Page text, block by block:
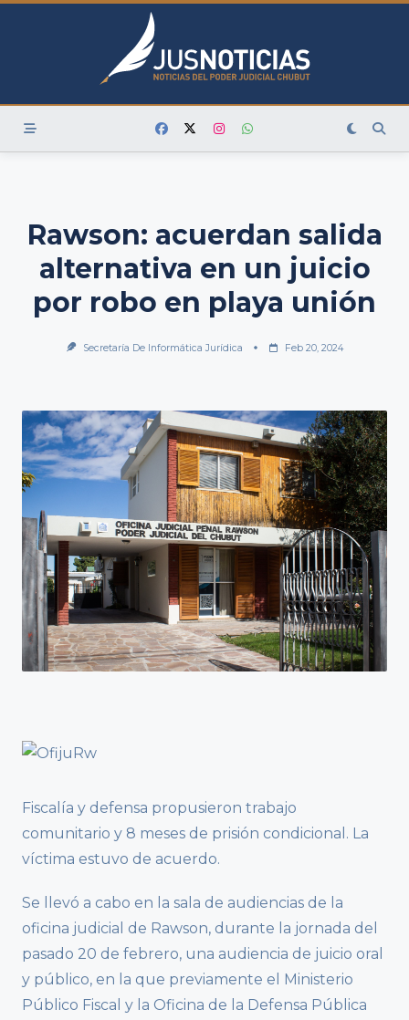
Skip
Rawson: acuerdan salida
alternativa en un juicio
por robo en playa unión
Secretaría De Informática Jurídica Feb 20, 2024
Fiscalía y defensa propusieron trabajo
comunitario y 8 meses de prisión condicional. La
víctima estuvo de acuerdo.
Se llevó a cabo en la sala de audiencias de la
oficina judicial de Rawson, durante la jornada del
pasado 20 de febrero, una audiencia de juicio oral
y público, en la que previamente el Ministerio
Público Fiscal y la Oficina de la Defensa Pública